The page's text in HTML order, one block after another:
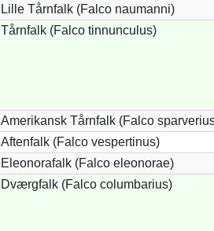
Lille Tårnfalk (Falco naumanni)
Tårnfalk (Falco tinnunculus)
Amerikansk Tårnfalk (Falco
Aftenfalk (Falco vespertinus)
Eleonorafalk (Falco eleonorae)
Dværgfalk (Falco columbarius)